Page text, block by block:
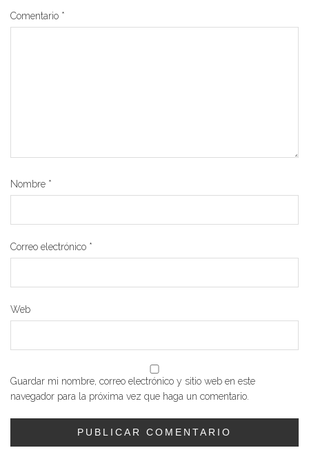
Comentario *
Nombre *
Correo electrónico *
Web
Guardar mi nombre, correo electrónico y sitio web en este
navegador para la próxima vez que haga un comentario.